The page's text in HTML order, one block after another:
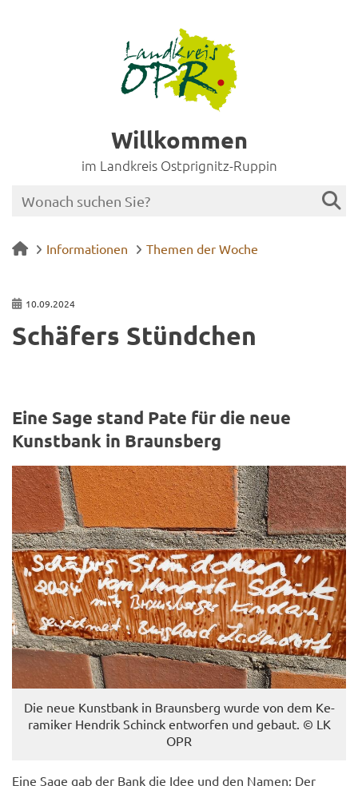
Willkommen
im Landkreis Ostprignitz-Ruppin
Informationen Themen der Woche
10.09.2024
Schä­fers Stünd­chen
Eine Sage stand Pate für die neue
Kunst­bank in Brauns­berg
Die neue Kunst­bank in Brauns­berg wurde von dem Ke­
ra­mi­ker Hen­drik Schinck ent­wor­fen und ge­baut. © LK
OPR
Eine Sage gab der Bank die Idee und den Namen: Der